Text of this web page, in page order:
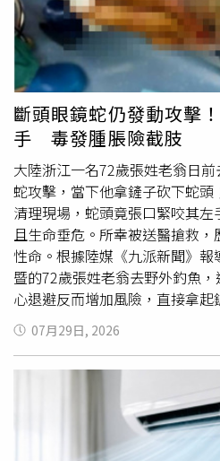
病菌吃下肚的途徑。除了細菌
中隱藏的黴菌代謝物同樣不可
可能產生黃麴毒素等有害產物
及免疫抑制息息相關。雖然吸管
有限，但對長期未更換或清潔不
觀存在；此外，氣流也可能將致
或過敏。生物膜對健康的威脅程
換牙期兒童的風險尤高；由於
對微生物的防禦力較弱，一旦感
並導致脫水的風險遠高於成年
時需格外留意衛生細節。對於老
等免疫力較弱的族群，這類清
若不慎攝入大量致病菌，可能
感染或全身性發炎反應。對此
應定期拆卸深層刷洗並保持乾
的異物或沾黏，應及時更換以確
斷頭眼鏡蛇仍發動攻擊
手 毒發腫脹險截肢
大陸浙江一名72歲張姓老翁日
蛇攻擊，當下他拿鏟子砍下蛇
清理現場，蛇頭竟張口緊咬其
且生命垂危。所幸被送醫搶救
性命。根據陸媒《九派新聞》
暨的72歲張姓老翁去野外釣魚
心退避反而增加風險，直接拿
為眼鏡蛇已死亡，徒手撿拾蛇
射突然爆發攻擊，將毒牙深深
後，傷口迅速發黑腫脹，短短
力模糊等中毒反應，隨即被緊
治。醫療團隊表示，張翁送醫
子，加上心律過速且血壓暴降
屬於典型的眼鏡蛇毒「神經—細
07月29日, 2026